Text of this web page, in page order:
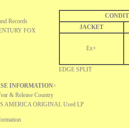
Records
FOX
JACKET
Ex+
EDGE SPLIT
INFORMATION>
& Release Country
AMERICA ORIGINAL Used LP